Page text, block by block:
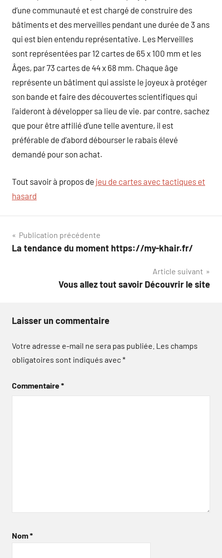
d’une communauté et est chargé de construire des
bâtiments et des merveilles pendant une durée de 3 ans
qui est bien entendu représentative. Les Merveilles
sont représentées par 12 cartes de 65 x 100 mm et les
Âges, par 73 cartes de 44 x 68 mm. Chaque âge
représente un bâtiment qui assiste le joyeux à protéger
son bande et faire des découvertes scientifiques qui
l’aideront à développer sa lieu de vie. par contre, sachez
que pour être affilié d’une telle aventure, il est
préférable de d’abord débourser le rabais élevé
demandé pour son achat.
Tout savoir à propos de jeu de cartes avec tactiques et
hasard
Navigation
de
Publication précédente
La tendance du moment https://my-khair.fr/
Article suivant
Vous allez tout savoir Découvrir le site
Laisser un commentaire
Votre adresse e-mail ne sera pas publiée. Les champs
obligatoires sont indiqués avec*
Commentaire*
Nom*